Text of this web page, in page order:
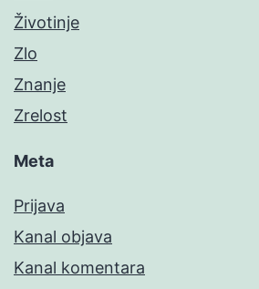
Životinje
Zlo
Znanje
Zrelost
Meta
Prijava
Kanal objava
Kanal komentara